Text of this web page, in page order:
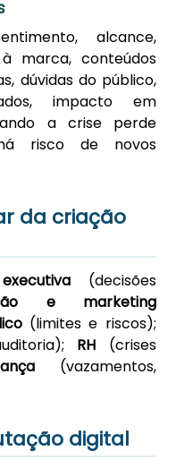
alcance,
marca, conteúdos
dúvidas do público,
impacto em
a crise perde
risco de novos
da criação
(decisões
e marketing
(limites e riscos);
RH (crises
(vazamentos,
digital